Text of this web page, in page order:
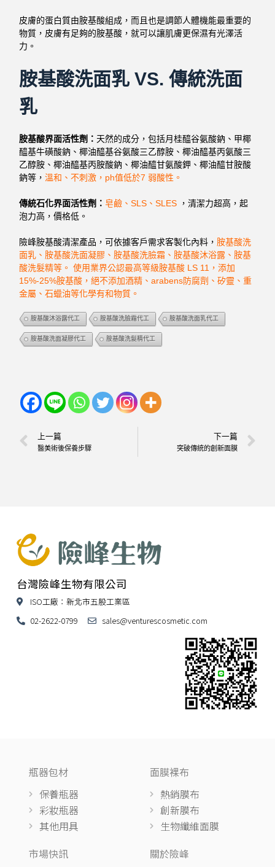
皮膚的蛋白質由胺基酸組成，而且也是調節人體機能最重要的
物質，皮膚有足夠的胺基酸，就可以讓肌膚更保濕有光澤活
力。
胺基酸洗面乳 VS. 傳統洗面
乳
胺基酸界面活性劑： 天然的成分，包括月桂醯谷氨酸鈉、甲椰
醯基牛磺酸鈉、椰油醯基谷氨酸三乙醇胺、椰油醯基丙氨酸三
乙醇胺、椰油醯基丙胺酸鈉、椰油醯甘氨酸鉀、椰油醯甘胺酸
鈉等，溫和、不刺激，ph值低於7 弱酸性。
傳統石化界面活性劑： 皂鹼、SLS、SLES ，清潔力超高，起
泡力高，價格低。
險峰胺基酸清潔產品，可依據客戶需求客製化內料， 胺基酸洗
面乳、胺基酸洗面凝膠、胺基酸洗臉霜、胺基酸沐浴露、胺基
酸洗髮精等。 使用業界公認最高等級胺基酸 LS 11，添加
15%-25%胺基酸，絕不添加酒精、arabens防腐劑、矽靈、重
金屬、石蠟油等化學有和物質。
胺基酸沐浴露代工 胺基酸洗臉霜代工 胺基酸洗面乳代工
胺基酸洗面凝膠代工 胺基酸洗髮精代工
上一篇
醫美術後保養步驟
下一篇
突破傳統的創新面膜
台灣險峰生物有限公司
ISO工廠：新北市五股工業區
02-2622-0799
sales@venturescosmetic.com
瓶器包材
保養瓶器
彩妝瓶器
其他用具
面膜裸布
熱銷膜布
創新膜布
生物纖維面膜
市場快訊
關於險峰